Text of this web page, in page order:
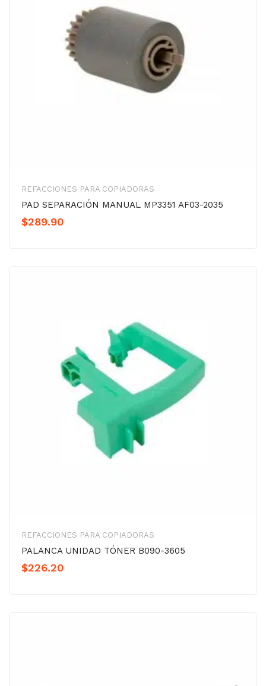
REFACCIONES PARA COPIADORAS
PAD SEPARACIÓN MANUAL MP3351 AF03-2035
$289.90
REFACCIONES PARA COPIADORAS
PALANCA UNIDAD TÓNER B090-3605
$226.20